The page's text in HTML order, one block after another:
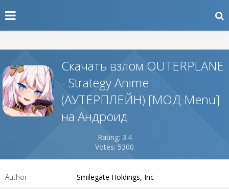
Скачать взлом OUTERPLANE
- Strategy Anime
(АУТЕРПЛЕЙН) [МОД Menu]
на Андроид
Rating: 3.4
Votes: 5300
Author Smilegate Holdings, Inc